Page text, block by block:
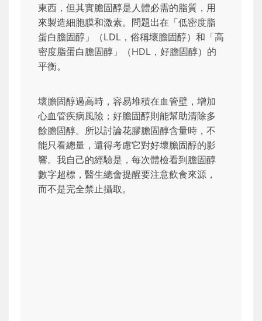
東西，但其實膽固醇是人體必需的脂質，用
來製造細胞膜和激素。問題出在「低密度脂
蛋白膽固醇」（LDL，俗稱壞膽固醇）和「高
密度脂蛋白膽固醇」（HDL，好膽固醇）的
平衡。
壞膽固醇過高時，容易堆積在血管壁，增加
心血管疾病風險；好膽固醇則能幫助清除多
餘膽固醇。所以討論花膠膽固醇含量時，不
能只看總量，還得考慮它對好壞膽固醇的影
響。我自己的經驗是，每次體檢看到膽固醇
數字超標，醫生總會提醒要注意飲食來源，
而不是完全禁止攝取。